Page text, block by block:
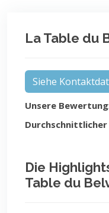
La Table du
Siehe
Unsere Bewertung:
Durchschnittlicher
Die
Table du